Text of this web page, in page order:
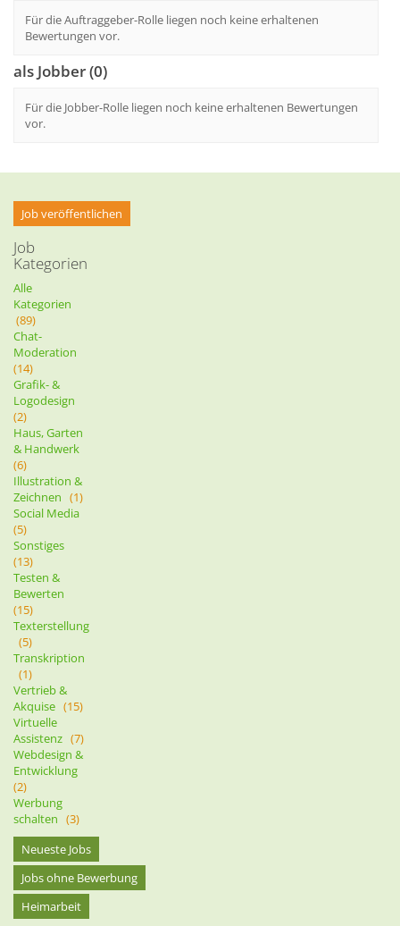
Für die Auftraggeber-Rolle liegen noch keine erhaltenen
Bewertungen vor.
als Jobber (0)
Für die Jobber-Rolle liegen noch keine erhaltenen Bewertungen
vor.
Job veröffentlichen
Job
Kategorien
Alle
Kategorien
(89)
Chat-
Moderation
(14)
Grafik- &
Logodesign
(2)
Haus, Garten
& Handwerk
(6)
Illustration &
Zeichnen (1)
Social Media
(5)
Sonstiges
(13)
Testen &
Bewerten
(15)
Texterstellung
(5)
Transkription
(1)
Vertrieb &
Akquise (15)
Virtuelle
Assistenz (7)
Webdesign &
Entwicklung
(2)
Werbung
schalten (3)
Neueste Jobs
Jobs ohne Bewerbung
Heimarbeit